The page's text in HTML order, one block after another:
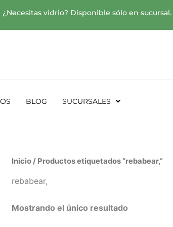
¿Necesitas vidrio? Disponible sólo en sucursal.
BLOG SUCURSALES
Inicio / Productos etiquetados “rebabear,”
rebabear,
Mostrando el único resultado